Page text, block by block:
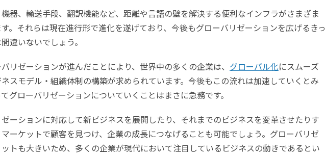
器、輸送手段、翻訳機能など、距離や言語の壁を解決する便利なインフラがさまざま
。それらは現在進行形で進化を遂げており、今後もグローバリゼーションを広げるきっ
違いないでしょう。
リゼーションが進んだことにより、世界中の多くの企業は、 グローバル化にスムーズ
スモデル・組織体制の構築が求められています。今後もこの流れは加速していくとみ
グローバリゼーションについていくことはまさに急務です。
ーションに対応して新ビジネスを展開したり、それまでのビジネスを変革させたりす
ーケットで顧客を見つけ、企業の成長につなげることも可能でしょう。グローバリゼ
トも大きいため、多くの企業が現代において注目しているビジネスの動きであるとい